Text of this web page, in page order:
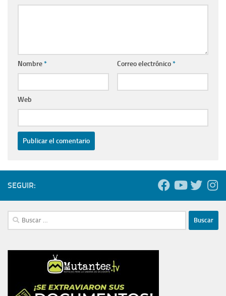
Nombre* Correo electrónico*
Web
SEGUIR:
Buscar: